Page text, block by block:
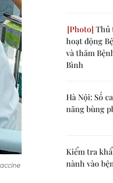
Thủ
hoạt động
và thăm
Bình
Hà Nội: Số
năng bùng
Kiểm tra
nành vào